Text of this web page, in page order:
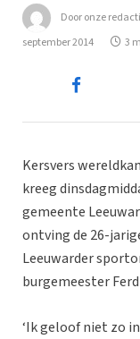
Dooronze
september 2014
3
Kersvers
kreeg
gemeente
ontving de 26-
Leeuwarder
burgemeester
‘Ik geloof niet zo